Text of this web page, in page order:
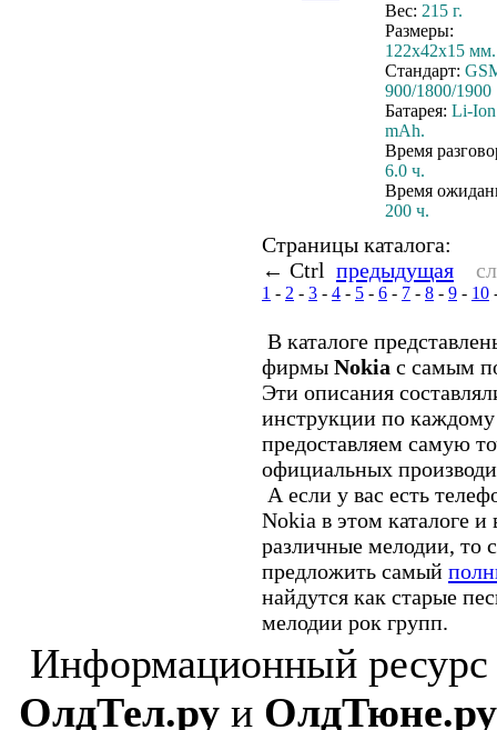
Вес: 215 г.
Размеры:
122x42x15 мм.
Стандарт:
900/1800/1900
Батарея: Li-
mAh.
Время
6.0 ч.
Время
200 ч.
Страницы каталога:
← Ctrl предыдущая
1 - 2 - 3 - 4 - 5 - 6 - 7 - 8 - 9 - 10
В каталоге
фирмы Nokia с самым
Эти описания
инструкции по
предоставляем самую
официальных
А если у вас есть
Nokia в этом каталоге и
различные мелодии, то
предложить самый
найдутся как старые
мелодии рок групп.
Информационный ресурс
ОлдТел.ру и ОлдТюне.ру